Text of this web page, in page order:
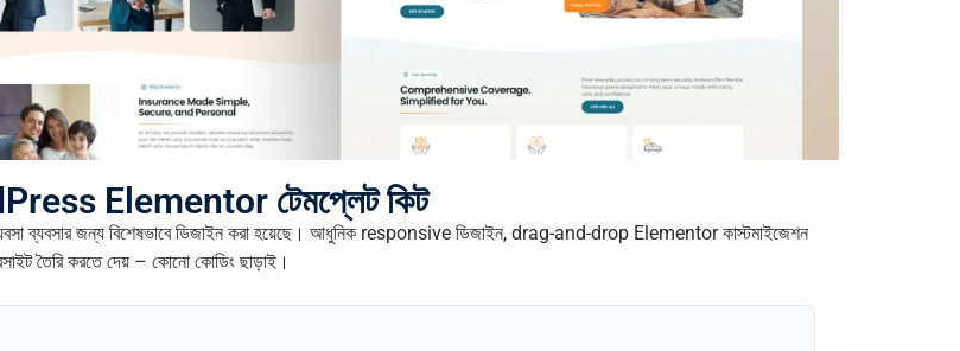
Elementor টেমপ্লেট কিট
ব্যবসার জন্য বিশেষভাবে ডিজাইন করা হয়েছে। আধুনিক responsive ডিজাইন, drag-and-drop Elementor কাস্টমাইজেশন
তৈরি করতে দেয় – কোনো কোডিং ছাড়াই।